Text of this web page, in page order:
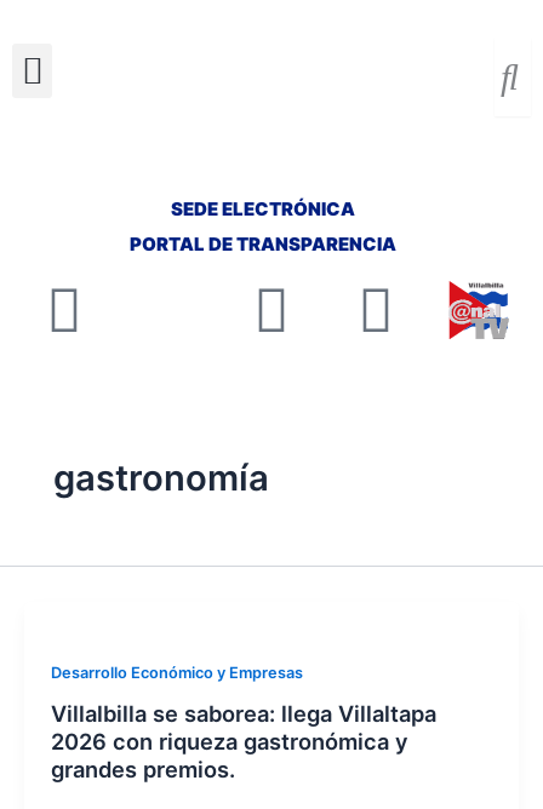
Menu
SEDE ELECTRÓNICA
PORTAL DE TRANSPARENCIA
FacebookYoutube
gastronomía
Desarrollo Económico y Empresas
Villalbilla se saborea: llega Villaltapa
2026 con riqueza gastronómica y
grandes premios.